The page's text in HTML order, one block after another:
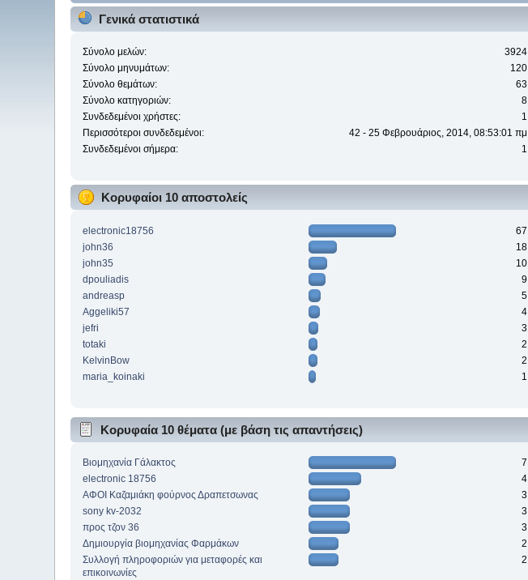
Γενικά στατιστικά
Σύνολο μελών:
3924
Σύνολο μηνυμάτων:
120
Σύνολο θεμάτων:
63
Σύνολο κατηγοριών:
8
Συνδεδεμένοι χρήστες:
1
Περισσότεροι συνδεδεμένοι:
42 - 25 Φεβρουάριος, 2014, 08:53:01 πμ
Συνδεδεμένοι σήμερα:
1
Κορυφαίοι 10 αποστολείς
electronic18756
67
john36
18
john35
10
dpouliadis
9
andreasp
5
Aggeliki57
4
jefri
3
totaki
2
KelvinBow
2
maria_koinaki
1
Κορυφαία 10 θέματα (με βάση τις απαντήσεις)
Βιομηχανία Γάλακτος
7
electronic 18756
4
ΑΦΟΙ Καζαμιάκη φούρνος Δραπετσωνας
3
sony kv-2032
3
προς τζον 36
3
Δημιουργία βιομηχανίας Φαρμάκων
2
Συλλογή πληροφοριών για μεταφορές και
επικοινωνίες
2